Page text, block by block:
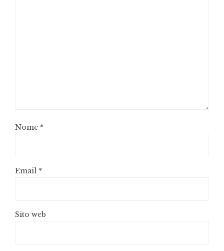
Nome *
Email *
Sito web